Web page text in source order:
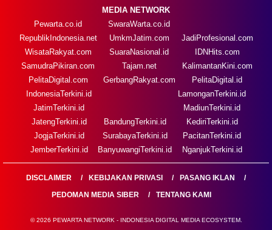
MEDIA NETWORK
Pewarta.co.id
RepublikIndonesia.net
WisataRakyat.com
SamudraPikiran.com
PelitaDigital.com
SwaraWarta.co.id
UmkmJatim.com
SuaraNasional.id
Tajam.net
GerbangRakyat.com
JadiProfesional.com
IDNHits.com
KalimantanKini.com
PelitaDigital.id
IndonesiaTerkini.id
JatimTerkini.id
JatengTerkini.id
JogjaTerkini.id
JemberTerkini.id
BandungTerkini.id
SurabayaTerkini.id
BanyuwangiTerkini.id
LamonganTerkini.id
MadiunTerkini.id
KediriTerkini.id
PacitanTerkini.id
NganjukTerkini.id
DISCLAIMER KEBIJAKAN PRIVASI
PASANG IKLAN
PEDOMAN MEDIA SIBER
TENTANG KAMI
© 2026 PEWARTA NETWORK - INDONESIA DIGITAL MEDIA ECOSYSTEM.